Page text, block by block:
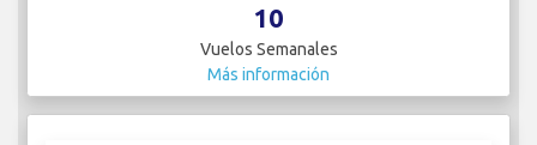
10
Vuelos Semanales
Más información